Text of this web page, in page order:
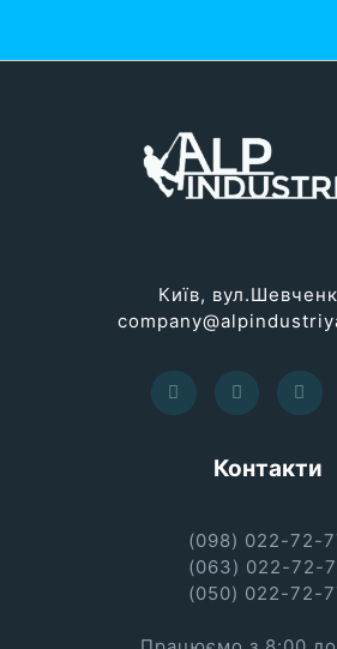
Київ,
Контакти
(098) 022-72-
(063) 022-72-
(050) 022-72-